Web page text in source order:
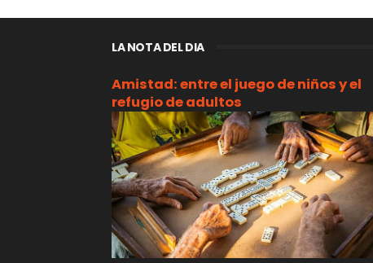
LA NOTA DEL DIA
Amistad: entre el juego de niños y el
refugio de adultos